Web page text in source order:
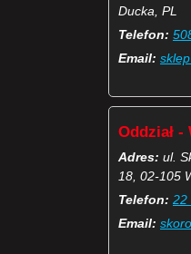
Ducka, PL
Telefon:
Email:
Oddział -
Adres: ul.
18, 02-105
Telefon: 22
Email: